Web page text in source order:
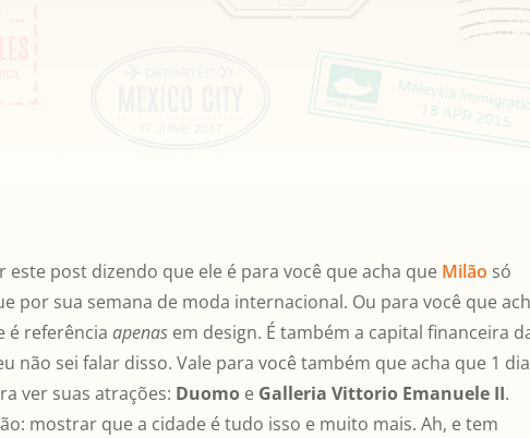
este post dizendo que ele é para você que acha que Milão só
por sua semana de moda internacional. Ou para você que
é referência apenasem design. É também a capital financeira
não sei falar disso. Vale para você também que acha que 1 dia
ver suas atrações: Duomo e Galleria Vittorio Emanuele II.
mostrar que a cidade é tudo isso e muito mais. Ah, e tem